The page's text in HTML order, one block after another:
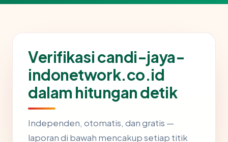
Verifikasi candi-jaya-
indonetwork.co.id
dalam hitungan detik
Independen, otomatis, dan gratis —
laporan di bawah mencakup setiap titik